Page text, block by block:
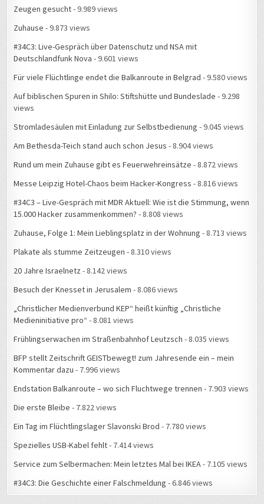
Zeugen gesucht- 9.989 views
Zuhause - 9.873 views
#34C3: Live-Gespräch über Datenschutz und NSA mit
Deutschlandfunk Nova - 9.601 views
Für viele Flüchtlinge endet die Balkanroute in Belgrad - 9.580 views
Auf biblischen Spuren in Shilo: Stiftshütte und Bundeslade - 9.298
views
Stromladesäulen mit Einladung zur Selbstbedienung - 9.045 views
Am Bethesda-Teich stand auch schon Jesus - 8.904 views
Rund um mein Zuhause gibt es Feuerwehreinsätze - 8.872 views
Messe Leipzig Hotel-Chaos beim Hacker-Kongress - 8.816 views
#34C3 – Live-Gespräch mit MDR Aktuell: Wie ist die Stimmung, wenn
15.000 Hacker zusammenkommen? - 8.808 views
Zuhause, Folge 1: Mein Lieblingsplatz in der Wohnung - 8.713 views
Plakate als stumme Zeitzeugen - 8.310 views
20 Jahre Israelnetz - 8.142 views
Besuch der Knesset in Jerusalem - 8.086 views
„Christlicher Medienverbund KEP“ heißt künftig „Christliche
Medieninitiative pro“ - 8.081 views
Frühlingserwachen im Straßenbahnhof Leutzsch - 8.035 views
BFP stellt Zeitschrift GEISTbewegt! zum Jahresende ein – mein
Kommentar dazu - 7.996 views
Endstation Balkanroute – wo sich Fluchtwege trennen - 7.903 views
Die erste Bleibe - 7.822 views
Ein Tag im Flüchtlingslager Slavonski Brod - 7.780 views
Spezielles USB-Kabel fehlt- 7.414 views
Service zum Selbermachen: Mein letztes Mal bei IKEA- 7.105 views
#34C3: Die Geschichte einer Falschmeldung - 6.846 views